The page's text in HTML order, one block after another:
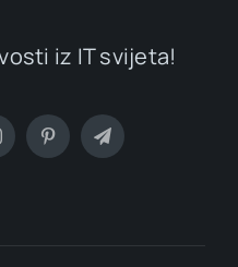
iz IT svijeta!